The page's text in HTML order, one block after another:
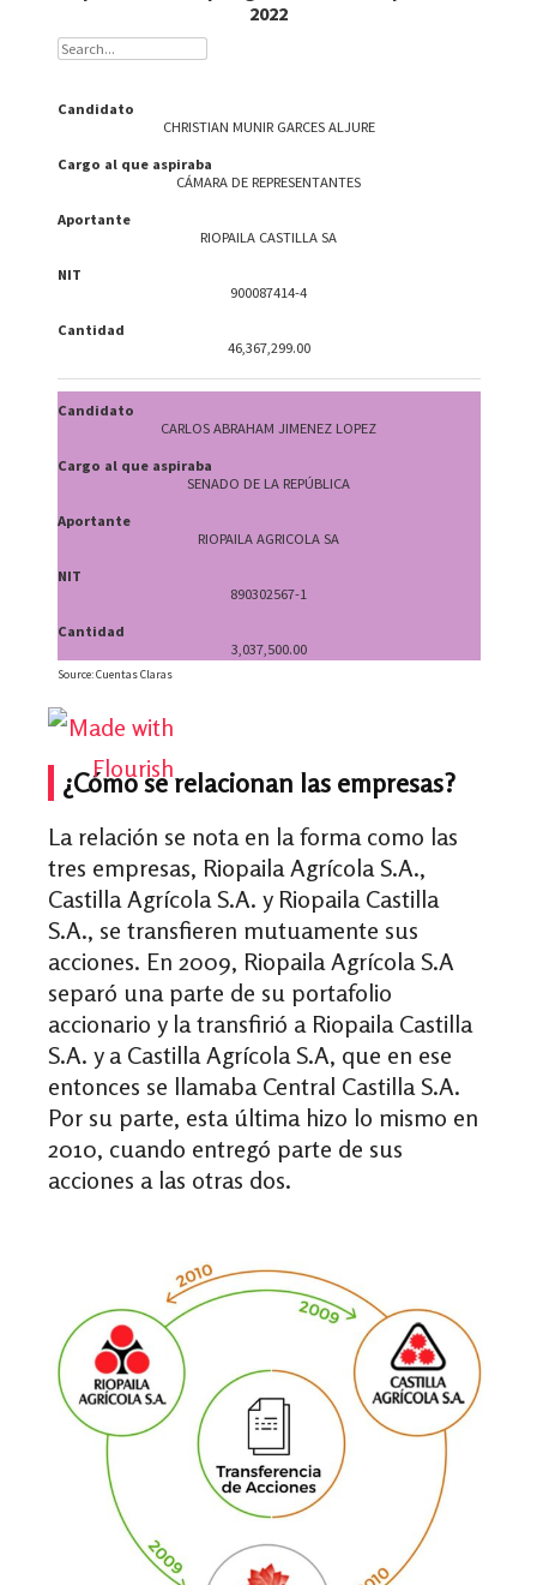
¿Cómo se relacionan las empresas?
La relación se nota en la forma como las
tres empresas, Riopaila Agrícola S.A.,
Castilla Agrícola S.A. y Riopaila Castilla
S.A., se transfieren mutuamente sus
acciones. En 2009, Riopaila Agrícola S.A
separó una parte de su portafolio
accionario y la transfirió a Riopaila Castilla
S.A. y a Castilla Agrícola S.A, que en ese
entonces se llamaba Central Castilla S.A.
Por su parte, esta última hizo lo mismo en
2010, cuando entregó parte de sus
acciones a las otras dos.